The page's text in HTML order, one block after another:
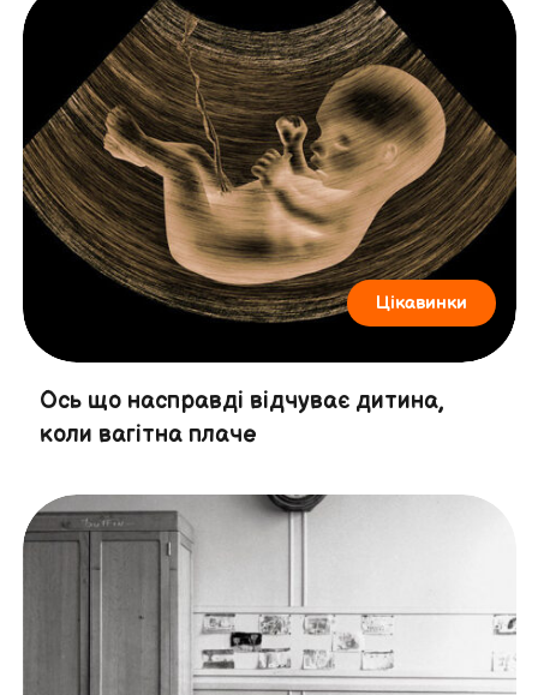
Цікавинки
Ось що насправді відчуває дитина,
коли вагітна плаче